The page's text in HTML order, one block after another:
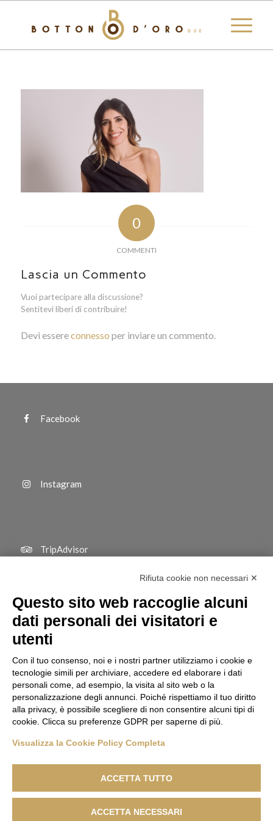
0
COMMENTI
Lascia un Commento
Vuoi partecipare alla discussione?
Sentitevi liberi di contribuire!
Devi essereconnesso per inviare un commento.
Facebook
Instagram
TripAdvisor
© Copyright | BOTTON D'ORO 2 di Davide De Podestà - Via Giuseppe
Verdi, 212 - 20080 Basiglio (MI) | C.F. DPDDVD90L10F205R | P.Iva
08007800967 Pec: bottondorodue@pec.it
CIN Botton D'Oro 2: IT015015B4GR6TDDC5 | CIN Appartamento EMMA:
IT015015B4FFB2WNQC | CIN Appartamento BEA: IT015189B45NQW63PZ
Rifiuta cookie non necessari ✕
Questo sito web raccoglie alcuni
dati personali dei visitatori e
utenti
Con il tuo consenso, noi e i nostri partner utilizziamo i cookie e
tecnologie simili per archiviare, accedere ed elaborare i dati
personali come, ad esempio, la visita al sito web o la
personalizzazione degli annunci. Poiché rispettiamo il tuo diritto
alla privacy, è possibile scegliere di non consentire alcuni tipi di
cookie. Clicca su preferenze GDPR per saperne di più.
Visualizza la Cookie Policy Completa
ACCETTA TUTTO
ACCETTA NECESSARI